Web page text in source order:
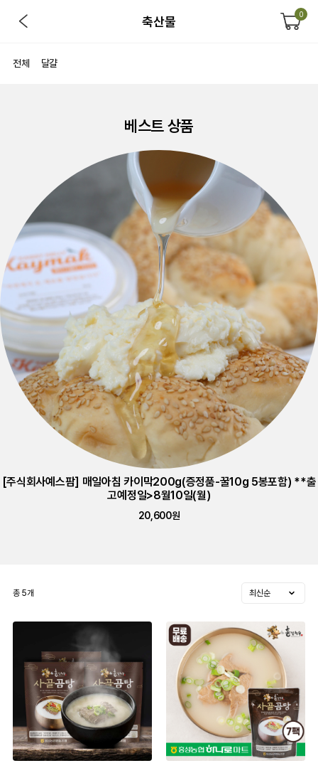
축산물 0
전체 달걀
베스트 상품
[주식회사예스팜] 매일아침 카이막200g(증정품-꿀10g 5봉포함) **출
고예정일>8월10일(월)
20,600원
총 5개